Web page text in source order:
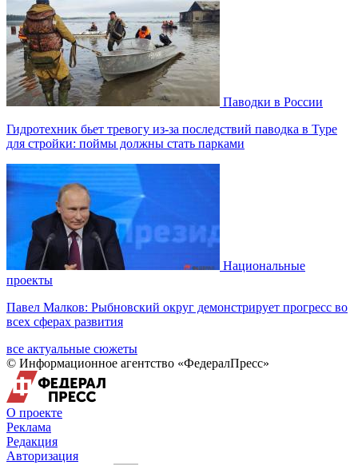
Паводки в России
Гидротехник бьет тревогу из-за последствий паводка в Туре
для стройки: поймы должны стать парками
Национальные
проекты
Павел Малков: Рыбновский округ демонстрирует прогресс во
всех сферах развития
все актуальные сюжеты
© Информационное агентство «ФедералПресс»
О проекте
Реклама
Редакция
Авторизация